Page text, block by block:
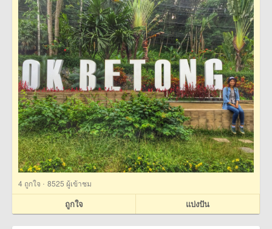
4 ถูกใจ · 8525 ผู้เข้าชม
ถูกใจ แบ่งปัน